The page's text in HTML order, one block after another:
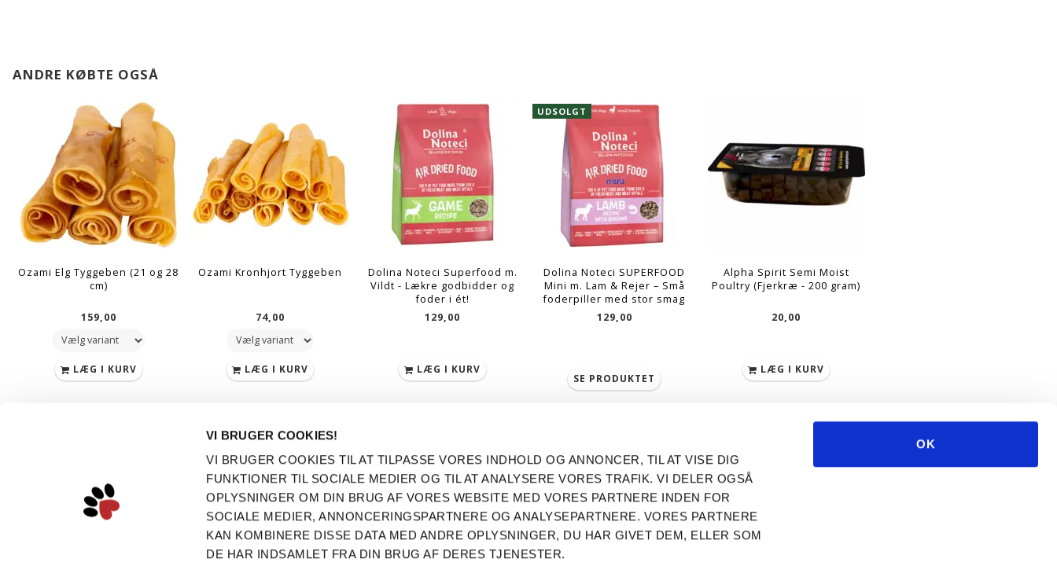
VI BRUGER COOKIES!
VI BRUGER COOKIES TIL AT TILPASSE VORES INDHOLD OG ANNONCER, TIL AT VISE DIG
FUNKTIONER TIL SOCIALE MEDIER OG TIL AT ANALYSERE VORES TRAFIK. VI DELER OGSÅ
OPLYSNINGER OM DIN BRUG AF VORES WEBSITE MED VORES PARTNERE INDEN FOR
SOCIALE MEDIER, ANNONCERINGSPARTNERE OG ANALYSEPARTNERE. VORES PARTNERE
KAN KOMBINERE DISSE DATA MED ANDRE OPLYSNINGER, DU HAR GIVET DEM, ELLER SOM
DE HAR INDSAMLET FRA DIN BRUG AF DERES TJENESTER.
OK
ANDRE KØBTE OGSÅ
Ozami Elg Tyggeben (21 og 28
cm)
159,00
LÆG I KURV
Ozami Kronhjort Tyggeben
74,00
LÆG I KURV
Dolina Noteci Superfood m.
Vildt - Lækre godbidder og
foder i ét!
129,00
LÆG I KURV
UDSOLGT
Dolina Noteci SUPERFOOD
Mini m. Lam & Rejer – Små
foderpiller med stor smag
129,00
SE PRODUKTET
Alpha Spirit Semi Moist
Poultry (Fjerkræ - 200 gram)
20,00
LÆG I KURV
Sepstrupvej 13
Min konto
Adressebog
Ønskeliste
Ordrehistorik
Nyhedsbrev
SOCIALE MEDIER
Fortrolighed
Levering og Fragt
Om mig
Persondatapolitik
TILMELD TIL NYHEDSBREV